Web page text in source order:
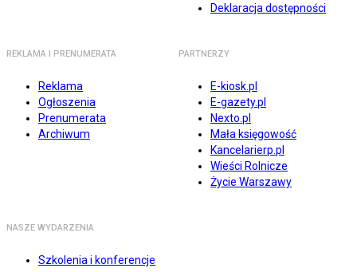
Deklaracja dostępności
REKLAMA I PRENUMERATA
Reklama
Ogłoszenia
Prenumerata
Archiwum
PARTNERZY
E-kiosk.pl
E-gazety.pl
Nexto.pl
Mała księgowość
Kancelarierp.pl
Wieści Rolnicze
Życie Warszawy
NASZE WYDARZENIA
Szkolenia i konferencje